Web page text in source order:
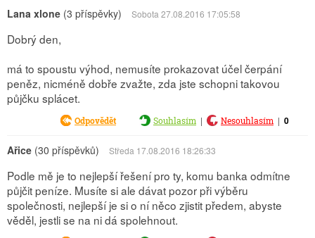
Lana xlone (3 příspěvky) Sobota 27.08.2016 17:05:58
Dobrý den,
má to spoustu výhod, nemusíte prokazovat účel čerpání
peněz, nicméně dobře zvažte, zda jste schopni takovou
půjčku splácet.
Odpovědět Souhlasím | Nesouhlasím | 0
Ařice (30 příspěvků) Středa 17.08.2016 18:26:33
Podle mě je to nejlepší řešení pro ty, komu banka odmítne
půjčit peníze. Musíte si ale dávat pozor při výběru
společnosti, nejlepší je si o ní něco zjistit předem, abyste
věděl, jestli se na ni dá spolehnout.